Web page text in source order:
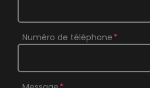
Numéro de téléphone